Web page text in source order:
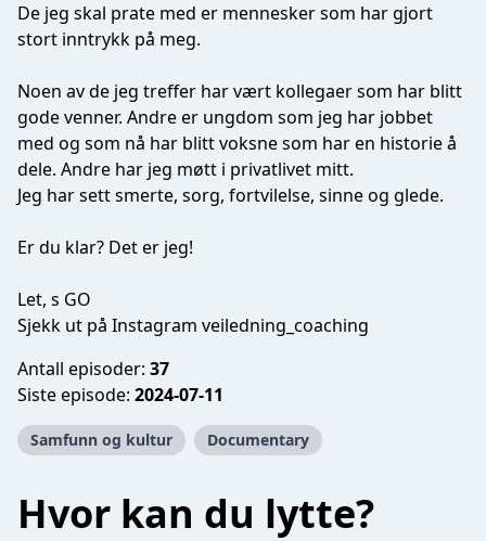
De jeg skal prate med er mennesker som har gjort
stort inntrykk på meg.
Noen av de jeg treffer har vært kollegaer som har blitt
gode venner. Andre er ungdom som jeg har jobbet
med og som nå har blitt voksne som har en historie å
dele. Andre har jeg møtt i privatlivet mitt.
Jeg har sett smerte, sorg, fortvilelse, sinne og glede.
Er du klar? Det er jeg!
Let, s GO
Sjekk ut på Instagram veiledning_coaching
Antall episoder: 37
Siste episode: 2024-07-11
Samfunn og kultur Documentary
Hvor kan du lytte?